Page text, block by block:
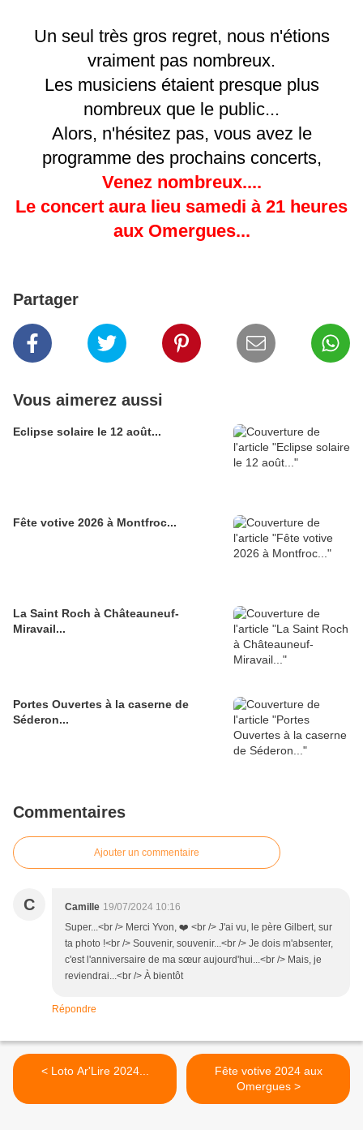
Un seul très gros regret, nous n'étions
vraiment pas nombreux.
Les musiciens étaient presque plus
nombreux que le public...
Alors, n'hésitez pas, vous avez le
programme des prochains concerts,
Venez nombreux....
Le concert aura lieu samedi à 21 heures
aux Omergues...
Partager
Vous aimerez aussi
Eclipse solaire le 12 août...
Fête votive 2026 à Montfroc...
La Saint Roch à Châteauneuf-
Miravail...
Portes Ouvertes à la caserne de
Séderon...
Commentaires
Ajouter un commentaire
C Camille 19/07/2024 10:16
Super...<br /> Merci Yvon, ❤️ <br /> J'ai vu, le père Gilbert, sur
ta photo !<br /> Souvenir, souvenir...<br /> Je dois m'absenter,
c'est l'anniversaire de ma sœur aujourd'hui...<br /> Mais, je
reviendrai...<br /> À bientôt
Répondre
< Loto Ar'Lire 2024...
Fête votive 2024 aux
Omergues >